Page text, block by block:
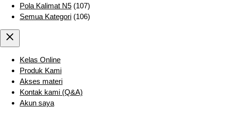
Pola Kalimat N5 (107)
Semua Kategori (106)
Kelas Online
Produk Kami
Akses materi
Kontak kami (Q&A)
Akun saya